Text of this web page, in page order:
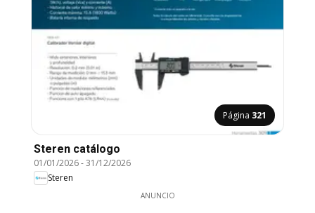
Página 321
Steren catálogo
01/01/2026-31/12/2026
Steren
ANUNCIO